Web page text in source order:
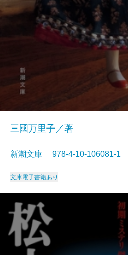
三國万里子／著
新潮文庫 978-4-10-106081-
文庫電子書籍あり